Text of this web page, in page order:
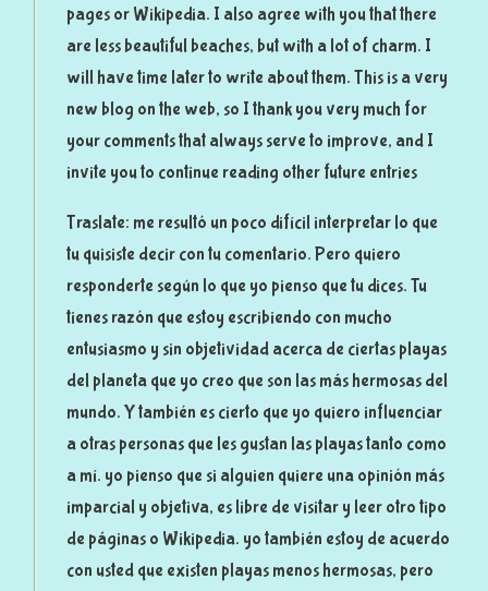
pages or Wikipedia. I also agree with you that there
are less beautiful beaches, but with a lot of charm. I
will have time later to write about them. This is a very
new blog on the web, so I thank you very much for
your comments that always serve to improve, and I
invite you to continue reading other future entries
Traslate: me resultó un poco difícil interpretar lo que
tu quisiste decir con tu comentario. Pero quiero
responderte según lo que yo pienso que tu dices. Tu
tienes razón que estoy escribiendo con mucho
entusiasmo y sin objetividad acerca de ciertas playas
del planeta que yo creo que son las más hermosas del
mundo. Y también es cierto que yo quiero influenciar
a otras personas que les gustan las playas tanto como
a mí. yo pienso que si alguien quiere una opinión más
imparcial y objetiva, es libre de visitar y leer otro tipo
de páginas o Wikipedia. yo también estoy de acuerdo
con usted que existen playas menos hermosas, pero